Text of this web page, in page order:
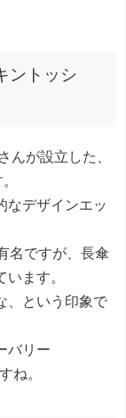
ントッシ
んが設立した、
なデザインエッ
名ですが、長傘
ます。
、という印象で
バリー
ね。